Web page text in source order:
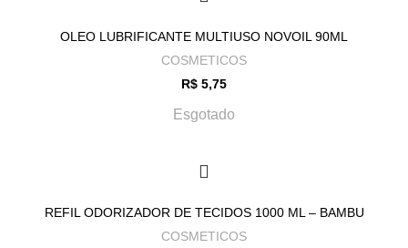
OLEO LUBRIFICANTE MULTIUSO NOVOIL 90ML
COSMETICOS
R$ 5,75
Esgotado
REFIL ODORIZADOR DE TECIDOS 1000 ML – BAMBU
COSMETICOS